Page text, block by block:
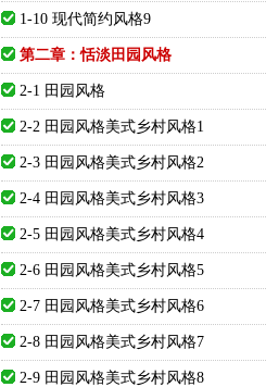
1-10 现代简约风格9
第二章：恬淡田园风格
2-1 田园风格
2-2 田园风格美式乡村风格1
2-3 田园风格美式乡村风格2
2-4 田园风格美式乡村风格3
2-5 田园风格美式乡村风格4
2-6 田园风格美式乡村风格5
2-7 田园风格美式乡村风格6
2-8 田园风格美式乡村风格7
2-9 田园风格美式乡村风格8